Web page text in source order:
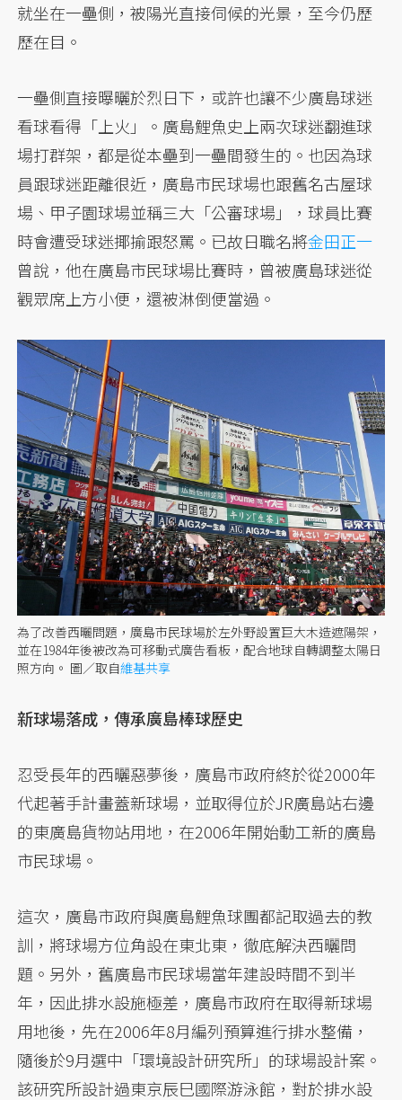
就坐在一壘側，被陽光直接伺候的光景，至今仍歷
歷在目。
一壘側直接曝曬於烈日下，或許也讓不少廣島球迷
看球看得「上火」。廣島鯉魚史上兩次球迷翻進球
場打群架，都是從本壘到一壘間發生的。也因為球
員跟球迷距離很近，廣島市民球場也跟舊名古屋球
場、甲子園球場並稱三大「公審球場」，球員比賽
時會遭受球迷揶揄跟怒罵。已故日職名將金田正一
曾說，他在廣島市民球場比賽時，曾被廣島球迷從
觀眾席上方小便，還被淋倒便當過。
為了改善西曬問題，廣島市民球場於左外野設置巨大木造遮陽架，
並在1984年後被改為可移動式廣告看板，配合地球自轉調整太陽日
照方向。 圖／取自維基共享
新球場落成，傳承廣島棒球歷史
忍受長年的西曬惡夢後，廣島市政府終於從2000年
代起著手計畫蓋新球場，並取得位於JR廣島站右邊
的東廣島貨物站用地，在2006年開始動工新的廣島
市民球場。
這次，廣島市政府與廣島鯉魚球團都記取過去的教
訓，將球場方位角設在東北東，徹底解決西曬問
題。另外，舊廣島市民球場當年建設時間不到半
年，因此排水設施極差，廣島市政府在取得新球場
用地後，先在2006年8月編列預算進行排水整備，
隨後於9月選中「環境設計研究所」的球場設計案。
該研究所設計過東京辰巳國際游泳館，對於排水設